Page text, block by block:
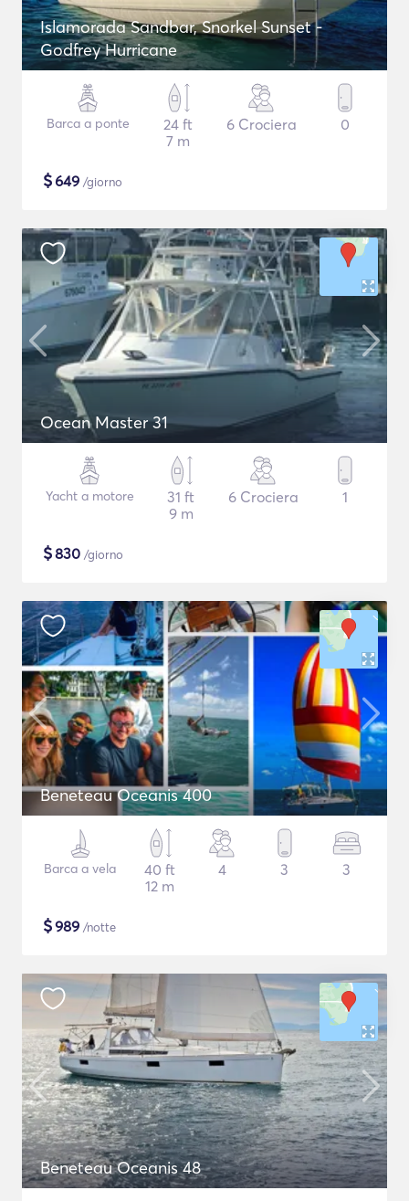
Islamorada Sandbar, Snorkel Sunset -
Godfrey Hurricane
Barca a ponte
24 ft
7 m
6 Crociera 0
$649 /giorno
Ocean Master 31
Yacht a motore
31 ft
9 m
6 Crociera 1
$830 /giorno
Beneteau Oceanis 400
Barca a vela
40 ft
12 m
4 3 3
$989 /notte
Beneteau Oceanis 48